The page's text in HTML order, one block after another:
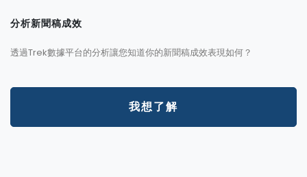
分析新聞稿成效
透過Trek數據平台的分析讓您知道你的新聞稿成效表現如何？
我想了解